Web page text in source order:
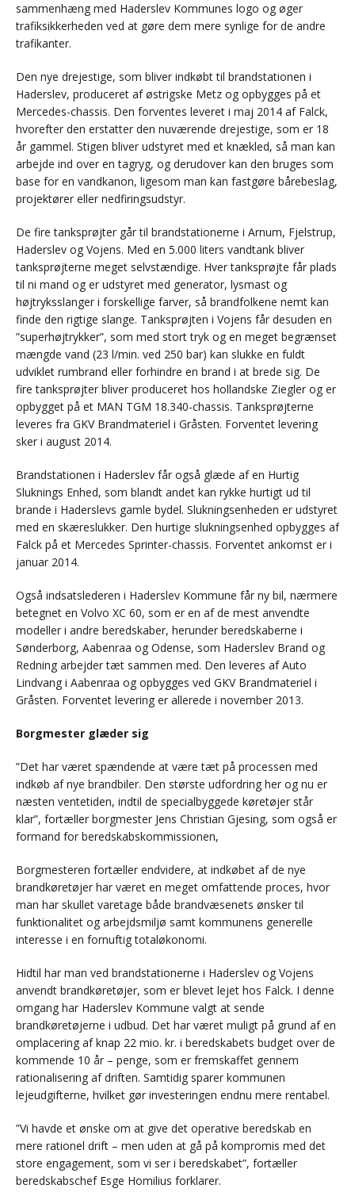
sammenhæng med Haderslev Kommunes logo og øger
trafiksikkerheden ved at gøre dem mere synlige for de andre
trafikanter.
Den nye drejestige, som bliver indkøbt til brandstationen i
Haderslev, produceret af østrigske Metz og opbygges på et
Mercedes-chassis. Den forventes leveret i maj 2014 af Falck,
hvorefter den erstatter den nuværende drejestige, som er 18
år gammel. Stigen bliver udstyret med et knækled, så man kan
arbejde ind over en tagryg, og derudover kan den bruges som
base for en vandkanon, ligesom man kan fastgøre bårebeslag,
projektører eller nedfiringsudstyr.
De fire tanksprøjter går til brandstationerne i Arnum, Fjelstrup,
Haderslev og Vojens. Med en 5.000 liters vandtank bliver
tanksprøjterne meget selvstændige. Hver tanksprøjte får plads
til ni mand og er udstyret med generator, lysmast og
højtryksslanger i forskellige farver, så brandfolkene nemt kan
finde den rigtige slange. Tanksprøjten i Vojens får desuden en
”superhøjtrykker”, som med stort tryk og en meget begrænset
mængde vand (23 l/min. ved 250 bar) kan slukke en fuldt
udviklet rumbrand eller forhindre en brand i at brede sig. De
fire tanksprøjter bliver produceret hos hollandske Ziegler og er
opbygget på et MAN TGM 18.340-chassis. Tanksprøjterne
leveres fra GKV Brandmateriel i Gråsten. Forventet levering
sker i august 2014.
Brandstationen i Haderslev får også glæde af en Hurtig
Sluknings Enhed, som blandt andet kan rykke hurtigt ud til
brande i Haderslevs gamle bydel. Slukningsenheden er udstyret
med en skæreslukker. Den hurtige slukningsenhed opbygges af
Falck på et Mercedes Sprinter-chassis. Forventet ankomst er i
januar 2014.
Også indsatslederen i Haderslev Kommune får ny bil, nærmere
betegnet en Volvo XC 60, som er en af de mest anvendte
modeller i andre beredskaber, herunder beredskaberne i
Sønderborg, Aabenraa og Odense, som Haderslev Brand og
Redning arbejder tæt sammen med. Den leveres af Auto
Lindvang i Aabenraa og opbygges ved GKV Brandmateriel i
Gråsten. Forventet levering er allerede i november 2013.
Borgmester glæder sig
”Det har været spændende at være tæt på processen med
indkøb af nye brandbiler. Den største udfordring her og nu er
næsten ventetiden, indtil de specialbyggede køretøjer står
klar”, fortæller borgmester Jens Christian Gjesing, som også er
formand for beredskabskommissionen,
Borgmesteren fortæller endvidere, at indkøbet af de nye
brandkøretøjer har været en meget omfattende proces, hvor
man har skullet varetage både brandvæsenets ønsker til
funktionalitet og arbejdsmiljø samt kommunens generelle
interesse i en fornuftig totaløkonomi.
Hidtil har man ved brandstationerne i Haderslev og Vojens
anvendt brandkøretøjer, som er blevet lejet hos Falck. I denne
omgang har Haderslev Kommune valgt at sende
brandkøretøjerne i udbud. Det har været muligt på grund af en
omplacering af knap 22 mio. kr. i beredskabets budget over de
kommende 10 år – penge, som er fremskaffet gennem
rationalisering af driften. Samtidig sparer kommunen
lejeudgifterne, hvilket gør investeringen endnu mere rentabel.
”Vi havde et ønske om at give det operative beredskab en
mere rationel drift – men uden at gå på kompromis med det
store engagement, som vi ser i beredskabet”, fortæller
beredskabschef Esge Homilius forklarer.